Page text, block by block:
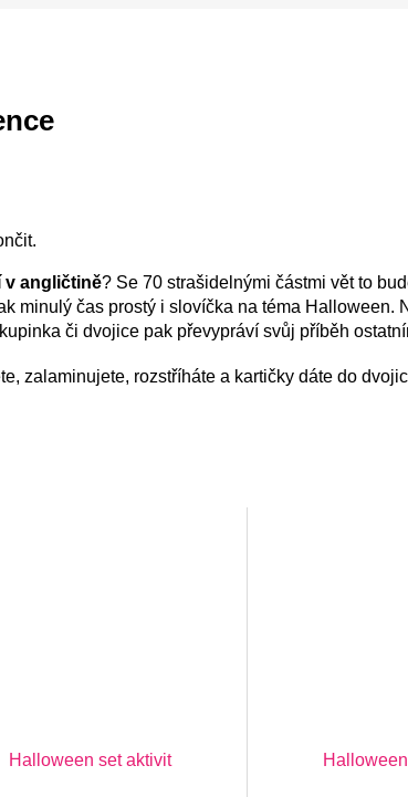
v angličtině? Se 70 strašidelnými částmi vět to
minulý čas prostý i slovíčka na téma Halloween.
či dvojice pak převypráví svůj příběh
zalaminujete, rozstříháte a kartičky dáte do
Halloween set aktivit